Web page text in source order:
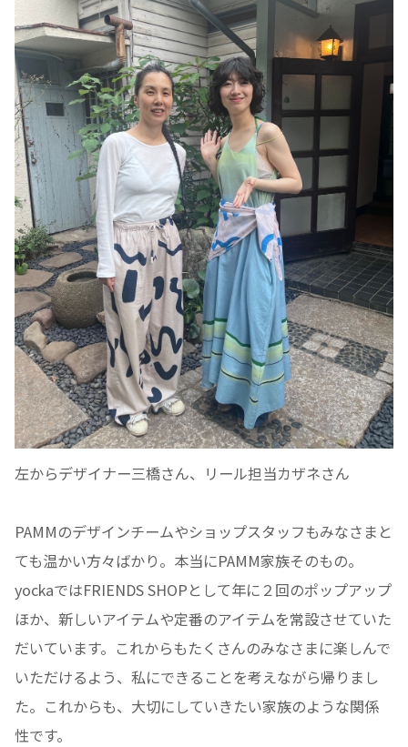
左からデザイナー三橋さん、リール担当カザネさん
PAMMのデザインチームやショップスタッフもみなさまと
ても温かい方々ばかり。本当にPAMM家族そのもの。
yockaではFRIENDS SHOPとして年に２回のポップアップ
ほか、新しいアイテムや定番のアイテムを常設させていた
だいています。これからもたくさんのみなさまに楽しんで
いただけるよう、私にできることを考えながら帰りまし
た。これからも、大切にしていきたい家族のような関係
性です。